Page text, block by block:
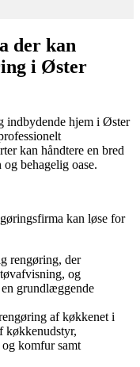
der kan
i Øster
indbydende hjem i Øster
kan håndtere en bred
behagelig oase.
kan løse for
rengøring, der
og
grundlæggende
af køkkenet i
køkkenudstyr,
komfur samt